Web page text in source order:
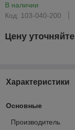
В наличии
Код: 103-040-200
Цену уточняйте
Характеристики
Основные
Производитель